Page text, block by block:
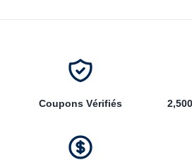
Coupons Vérifiés